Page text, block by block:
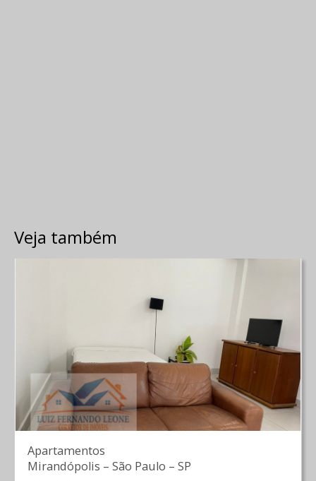
Veja também
Apartamentos
Mirandópolis – São Paulo – SP